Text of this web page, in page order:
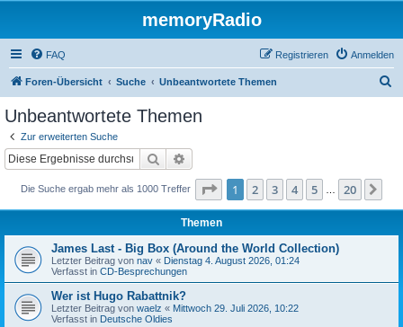
memoryRadio
FAQ Anmelden
Registrieren
Foren-Übersicht Suche Unbeantwortete Themen
Unbeantwortete Themen
Zur erweiterten Suche
Suche
Die Suche ergab mehr als 1000 Treffer Seite 1von 20
1 2 3 4 5 20
Themen
James Last - Big Box (Around the World Collection)
Letzter Beitrag von nav « Dienstag 4. August 2026, 01:24
Verfasst in CD-Besprechungen
Wer ist Hugo Rabattnik?
Letzter Beitrag von waelz « Mittwoch 29. Juli 2026, 10:22
Verfasst in Deutsche Oldies